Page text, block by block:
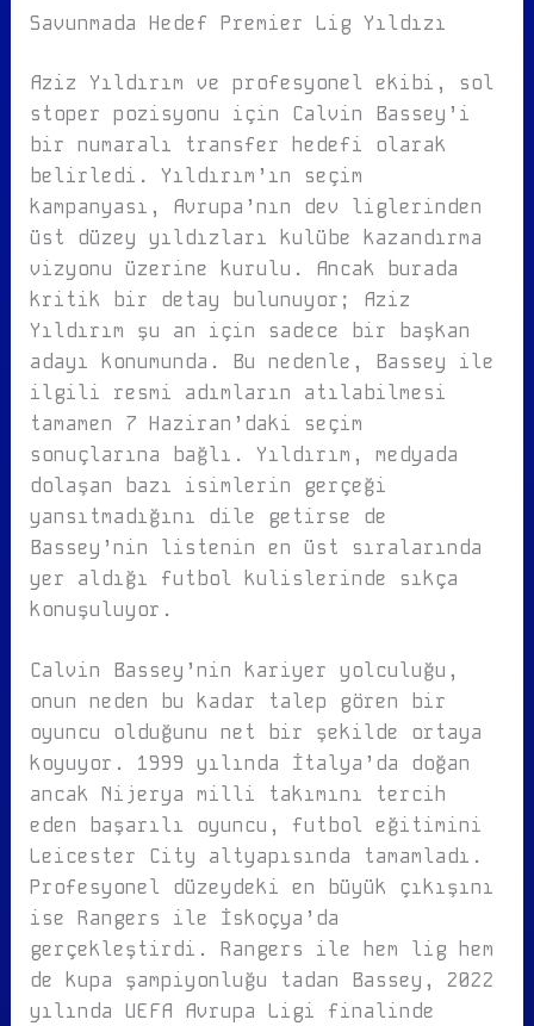
Savunmada Hedef Premier Lig Yıldızı
Aziz Yıldırım ve profesyonel ekibi, sol
stoper pozisyonu için Calvin Bassey’i
bir numaralı transfer hedefi olarak
belirledi. Yıldırım’ın seçim
kampanyası, Avrupa’nın dev liglerinden
üst düzey yıldızları kulübe kazandırma
vizyonu üzerine kurulu. Ancak burada
kritik bir detay bulunuyor; Aziz
Yıldırım şu an için sadece bir başkan
adayı konumunda. Bu nedenle, Bassey ile
ilgili resmi adımların atılabilmesi
tamamen 7 Haziran’daki seçim
sonuçlarına bağlı. Yıldırım, medyada
dolaşan bazı isimlerin gerçeği
yansıtmadığını dile getirse de
Bassey’nin listenin en üst sıralarında
yer aldığı futbol kulislerinde sıkça
konuşuluyor.
Calvin Bassey’nin kariyer yolculuğu,
onun neden bu kadar talep gören bir
oyuncu olduğunu net bir şekilde ortaya
koyuyor. 1999 yılında İtalya’da doğan
ancak Nijerya milli takımını tercih
eden başarılı oyuncu, futbol eğitimini
Leicester City altyapısında tamamladı.
Profesyonel düzeydeki en büyük çıkışını
ise Rangers ile İskoçya’da
gerçekleştirdi. Rangers ile hem lig hem
de kupa şampiyonluğu tadan Bassey, 2022
yılında UEFA Avrupa Ligi finalinde